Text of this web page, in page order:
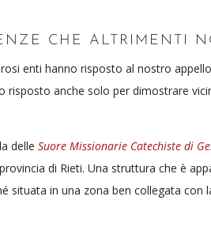
CHE ALTRIMENTI
enti hanno risposto al nostro
risposto anche solo per dimostrare
delleSuore Missionarie Catechiste di
di Rieti. Una struttura che è
situata in una zona ben collegata con